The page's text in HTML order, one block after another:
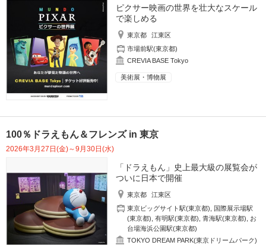
ピクサー映画の世界を壮大なスケール
で楽しめる
東京都
江東区
市場前駅(東京都)
CREVIA BASE Tokyo
美術展・博物展
100％ドラえもん＆フレンズ in 東京
2026年3月27日(金)～9月30日(水)
「ドラえもん」史上最大級の展覧会が
ついに日本で開催
東京都
江東区
東京ビッグサイト駅(東京都)
国際展示場駅
(東京都) ,有明駅(東京都) ,青海駅(東京都)
お
台場海浜公園駅(東京都)
TOKYO DREAM PARK(東京ドリームパーク)